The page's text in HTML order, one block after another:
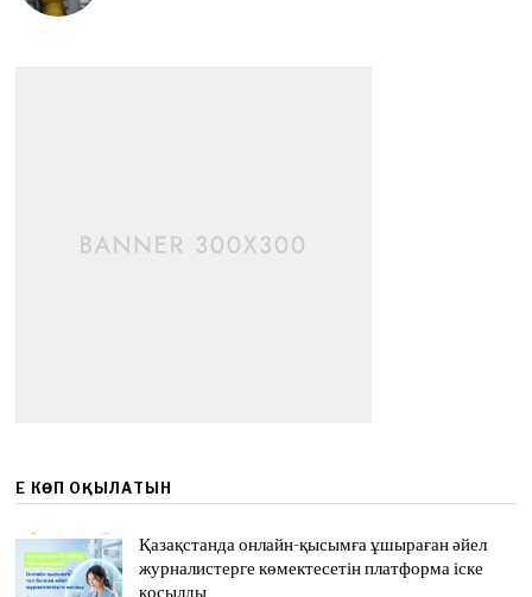
ЕҢ КӨП ОҚЫЛАТЫН
Қазақстанда онлайн-қысымға ұшыраған әйел
журналистерге көмектесетін платформа іске
қосылды